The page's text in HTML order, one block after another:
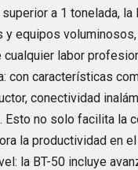
superior a 1 tonelada,
y equipos
labor
con características
conectividad
Esto no solo facilita la
la productividad en el
la BT-50 incluye